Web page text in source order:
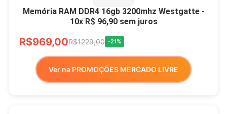
Memória RAM DDR4 16gb 3200mhz Westgatte -
10x R$ 96,90 sem juros
R$969,00R$1229,00 -21%
Ver na PROMOÇÕES MERCADO LIVRE